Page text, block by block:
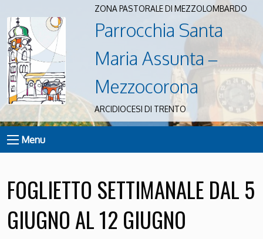
ZONA PASTORALE DI MEZZOLOMBARDO
Parrocchia Santa
Maria Assunta –
Mezzocorona
ARCIDIOCESI DI TRENTO
Menu
FOGLIETTO SETTIMANALE DAL 5
GIUGNO AL 12 GIUGNO